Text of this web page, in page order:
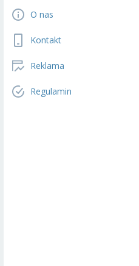
O nas
Kontakt
Reklama
Regulamin